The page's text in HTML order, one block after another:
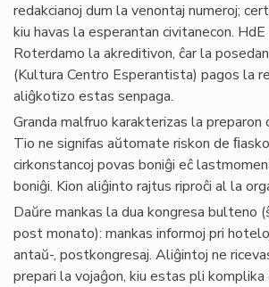
redakcianoj dum la venontaj numeroj;
kiu havas la esperantan civitanecon.
Roterdamo la akreditivon, ĉar la
(Kultura Centro Esperantista) pagos la
aliĝkotizo estas senpaga.
Granda malfruo karakterizas la preparon
Tio ne signifas aŭtomate riskon de
cirkonstancoj povas boniĝi eĉ
boniĝi. Kion aliĝinto rajtus riproĉi al la
Daŭre mankas la dua kongresa bulteno
post monato): mankas informoj pri
antaŭ-, postkongresaj. Aliĝintoj ne
prepari la vojaĝon, kiu estas pli